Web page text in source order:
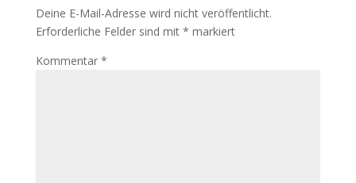
Deine E-Mail-Adresse wird nicht veröffentlicht.
Erforderliche Felder sind mit * markiert
Kommentar *